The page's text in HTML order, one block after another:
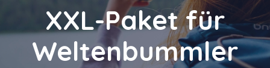
XXL-Paket für
Weltenbummler